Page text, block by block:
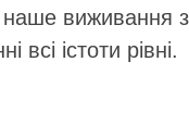
виживання
всі істоти рівні.